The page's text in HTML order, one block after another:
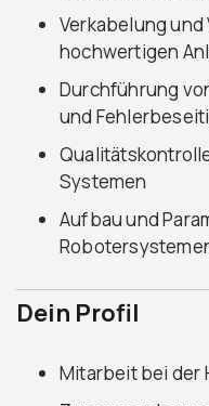
Verkabelung
hochwertigen
Durchführung
und
Systemen
Aufbau und
Dein Profil
Mitarbeit bei der